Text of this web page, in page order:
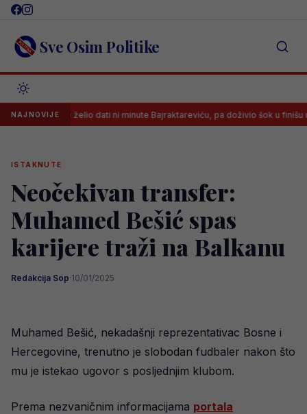
Skip
content Sve Osim Politike
NAJNOVIJE
nije želio dati ni minute Bajraktareviću, pa doživio šok u finišu utakmice
ISTAKNUTE
Neočekivan transfer:
Muhamed Bešić spas
karijere traži na Balkanu
Redakcija Sop·10/01/2025
Muhamed Bešić, nekadašnji reprezentativac Bosne i
Hercegovine, trenutno je slobodan fudbaler nakon što
mu je istekao ugovor s posljednjim klubom.
Prema nezvaničnim informacijama portala